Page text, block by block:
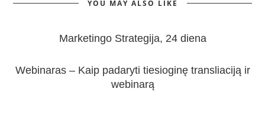
YOU MAY ALSO LIKE
Marketingo Strategija, 24 diena
Webinaras – Kaip padaryti tiesioginę transliaciją ir
webinarą